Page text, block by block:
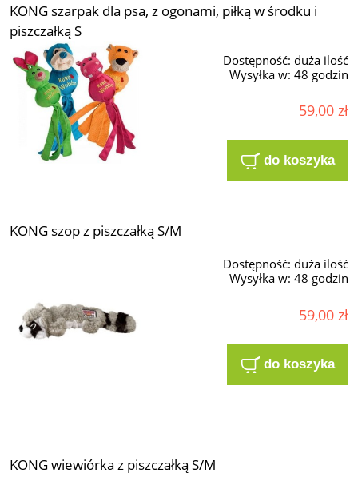
KONG szarpak dla psa, z ogonami, piłką w środku i
piszczałką S
Dostępność: duża ilość
Wysyłka w: 48 godzin
59,00 zł
do koszyka
KONG szop z piszczałką S/M
Dostępność: duża ilość
Wysyłka w: 48 godzin
59,00 zł
do koszyka
KONG wiewiórka z piszczałką S/M